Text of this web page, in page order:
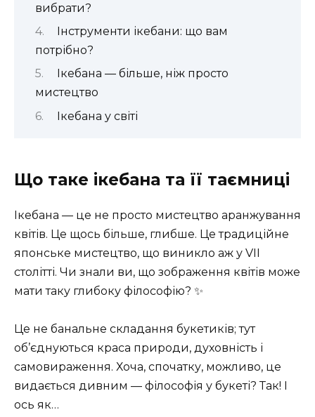
вибрати?
Інструменти ікебани: що вам
потрібно?
Ікебана — більше, ніж просто
мистецтво
Ікебана у світі
Що таке ікебана та її таємниці
Ікебана — це не просто мистецтво аранжування
квітів. Це щось більше, глибше. Це традиційне
японське мистецтво, що виникло аж у VII
столітті. Чи знали ви, що зображення квітів може
мати таку глибоку філософію? ✨
Це не банальне складання букетиків; тут
об’єднуються краса природи, духовність і
самовираження. Хоча, спочатку, можливо, це
видається дивним — філософія у букеті? Так! І
ось як…